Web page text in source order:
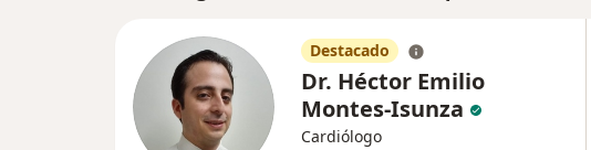
Destacado
Dr. Héctor Emilio
Montes-Isunza
Cardiólogo